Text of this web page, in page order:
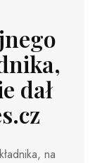
dał
na